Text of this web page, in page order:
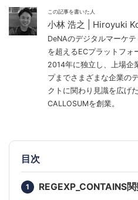
この記事を書いた人
小林 浩之 | Hiroyuki
DeNAのデジタルマーケ
を超えるECプラットフォ
2014年に独立し、上場企
プまでさまざまな企業の
クトに関わり見識を広げ
CALLOSUMを創業。
目次
REGEXP_CONTAINS